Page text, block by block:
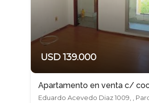
USD 139.000
Eduardo Acevedo Diaz 1009, ,